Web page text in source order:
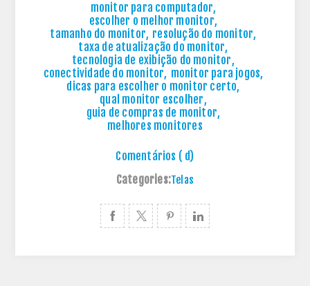
monitor para computador,
escolher o melhor monitor,
tamanho do monitor, resolução do monitor,
taxa de atualização do monitor,
tecnologia de exibição do monitor,
conectividade do monitor, monitor para jogos,
dicas para escolher o monitor certo,
qual monitor escolher,
guia de compras de monitor,
melhores monitores
Comentários ( d)
Categories:Telas